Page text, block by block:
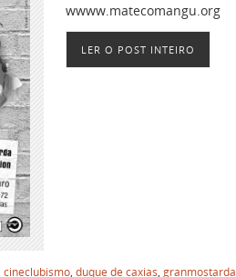
wwww.matecomangu.org
LER O POST INTEIRO
cineclubismo, duque de caxias granmostarda